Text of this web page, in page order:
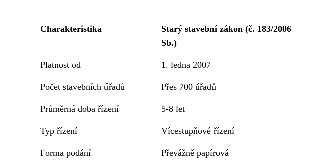
Charakteristika
Starý stavební zákon (č. 183/2006
Sb.)
Platnost od 1. ledna 2007
Počet stavebních úřadů Přes 700 úřadů
Průměrná doba řízení 5-8 let
Typ řízení Vícestupňové řízení
Forma podání Převážně papírová